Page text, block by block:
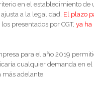
en el establecimiento de
a la legalidad. El plazo
presentados por CGT, ya ha
para el año 2019
cualquier demanda en el
adelante.